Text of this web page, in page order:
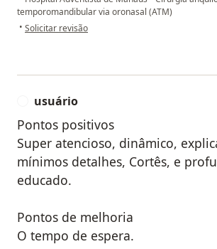
temporomandibular via oronasal (ATM)
• na opinião do utilizador Sua conta foi excluída
Solicitar revisão
usuário
Pontos positivos
Super atencioso, dinâmico,
mínimos detalhes, Cortês, e
educado.
Pontos de melhoria
O tempo de espera.